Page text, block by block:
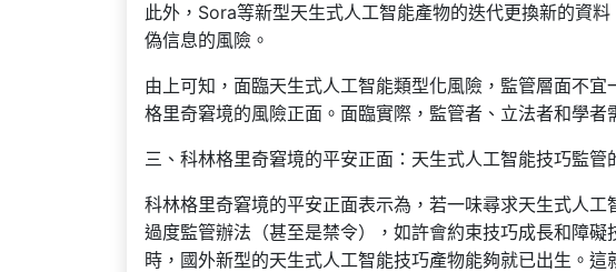
此外，Sora等新型天生式人工智能產物的迭代更換新的資
偽信息的風險。
由上可知，面臨天生式人工智能類型化風險，監管層面不
格里奇窘境的風險正面。面臨實際，監管者、立法者和學者
三、科林格里奇窘境的平安正面：天生式人工智能技巧監管
科林格里奇窘境的平安正面表示為，若一味尋求天生式人
過度監管辦法（甚至是禁令），如許會約束技巧成長和障
時，國外新型的天生式人工智能技巧產物能夠就已出生。